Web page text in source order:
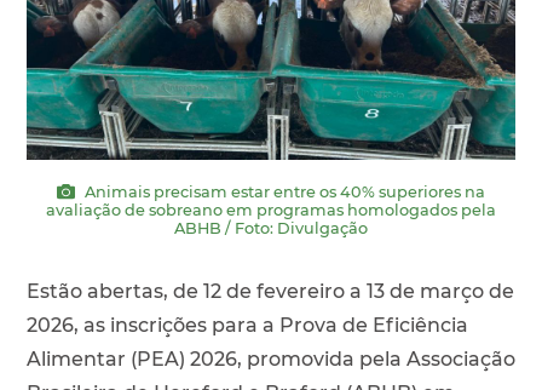
Animais precisam estar entre os 40% superiores na
avaliação de sobreano em programas homologados pela
ABHB / Foto: Divulgação
Estão abertas, de 12 de fevereiro a 13 de março de
2026, as inscrições para a Prova de Eficiência
Alimentar (PEA) 2026, promovida pela Associação